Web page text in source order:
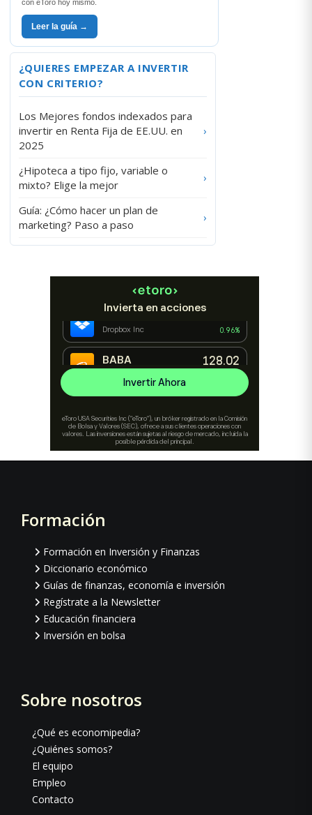
con eToro hoy mismo.
Leer la guía →
¿QUIERES EMPEZAR A INVERTIR
CON CRITERIO?
Los Mejores fondos indexados para
invertir en Renta Fija de EE.UU. en
2025
›
¿Hipoteca a tipo fijo, variable o
mixto? Elige la mejor
›
Guía: ¿Cómo hacer un plan de
marketing? Paso a paso
›
Footer
Formación
Formación en Inversión y Finanzas
Diccionario económico
Guías de finanzas, economía e inversión
Regístrate a la Newsletter
Educación financiera
Inversión en bolsa
Sobre nosotros
¿Qué es economipedia?
¿Quiénes somos?
El equipo
Empleo
Contacto